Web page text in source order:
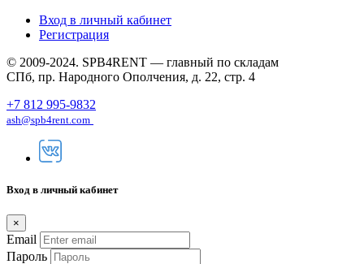
Вход в личный кабинет
Регистрация
© 2009-2024. SPB4RENT — главный по складам
СПб, пр. Народного Ополчения, д. 22, стр. 4
+7 812 995-9832
ash@spb4rent.com
Вход в личный кабинет
×
Email
Пароль